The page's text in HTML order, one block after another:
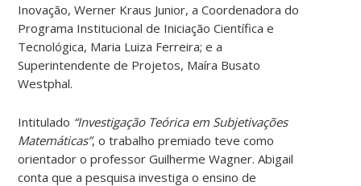
Inovação, Werner Kraus Junior, a Coordenadora do
Programa Institucional de Iniciação Científica e
Tecnológica, Maria Luiza Ferreira; e a
Superintendente de Projetos, Maíra Busato
Westphal.
Intitulado “Investigação Teórica em Subjetivações
Matemáticas”, o trabalho premiado teve como
orientador o professor Guilherme Wagner. Abigail
conta que a pesquisa investiga o ensino de